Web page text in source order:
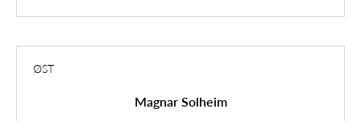
ØST
Magnar Solheim